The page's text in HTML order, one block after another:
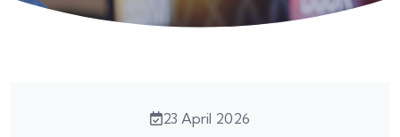
23 April 2026